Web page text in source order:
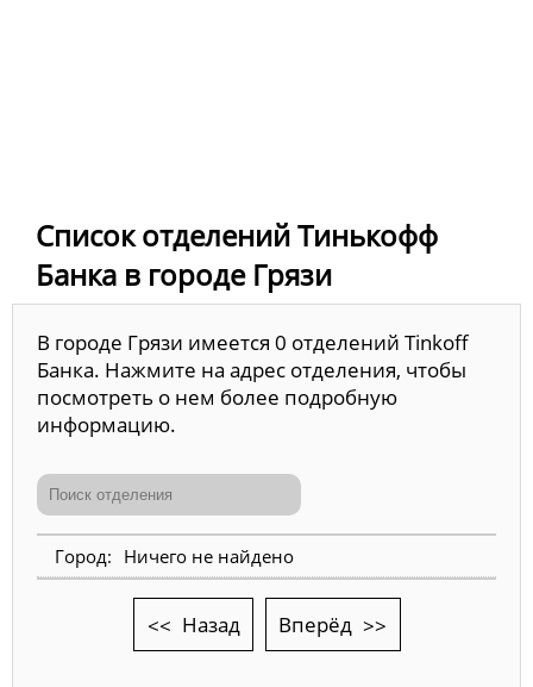
Список отделений Тинькофф
Банка в городе Грязи
В городе Грязи имеется 0 отделений Tinkoff
Банка. Нажмите на адрес отделения, чтобы
посмотреть о нем более подробную
информацию.
Ничего не найдено
Назад Вперёд